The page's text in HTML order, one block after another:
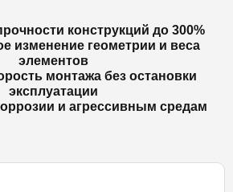
конструкций до 300%
изменение геометрии и веса
элементов
монтажа без остановки
эксплуатации
и агрессивным средам